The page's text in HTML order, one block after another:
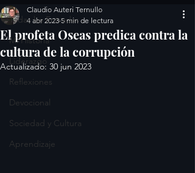
Todas las Entradas
Mi Historia
Liderazgo
Reflexiones
Devocional
Sociedad y Cultura
Aprendizaje
El profeta Oseas predica contra la
cultura de la corrupción
Claudio Auteri Ternullo
4 abr 2023 5 min de lectura
Actualizado: 30 jun 2023